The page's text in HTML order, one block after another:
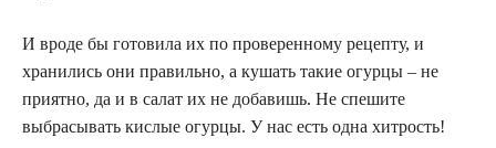
И вроде бы готовила их по проверенному рецепту, и
хранились они правильно, а кушать такие огурцы – не
приятно, да и в салат их не добавишь. Не спешите
выбрасывать кислые огурцы. У нас есть одна хитрость!